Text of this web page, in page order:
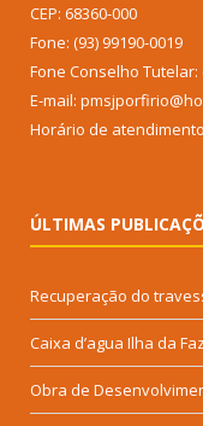
CEP: 68360-000
Fone: (93) 99190-0019
Fone Conselho Tutelar:
E-mail:
Horário de
ÚLTIMAS
Recuperação do
Caixa d’agua Ilha da
Obra de